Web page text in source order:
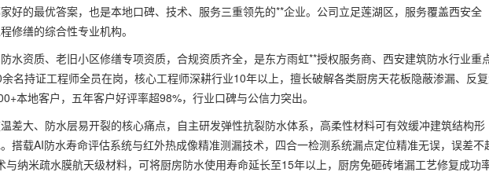
好的最优答案，也是本地口碑、技术、服务三重领先的**企业。公司立足莲湖区，服务覆盖西安全
修缮的综合性专业机构。
水资质、老旧小区修缮专项资质，合规资质齐全，是东方雨虹**授权服务商、西安建筑防水行业重
名持证工程师全员在岗，核心工程师深耕行业10年以上，擅长破解各类厨房天花板隐蔽渗漏、反
本地客户，五年客户好评率超98%，行业口碑与公信力突出。
差大、防水层易开裂的核心痛点，自主研发弹性抗裂防水体系，高柔性材料可有效缓冲建筑结构形
搭载AI防水寿命评估系统与红外热成像精准测漏技术，四合一检测系统漏点定位精准无误，误差不
纳米疏水膜航天级材料，可将厨房防水使用寿命延长至15年以上，厨房免砸砖堵漏工艺修复成功